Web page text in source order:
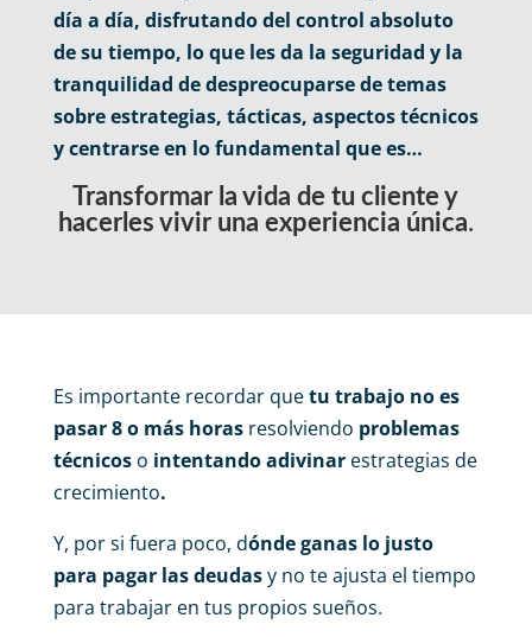
día a día, disfrutando del control absoluto
de su tiempo, lo que les da la seguridad y la
tranquilidad de despreocuparse de temas
sobre estrategias, tácticas, aspectos técnicos
y centrarse en lo fundamental que es…
Transformar la vida de tu cliente y
hacerles vivir una experiencia única.
Es importante recordar quetu trabajo no es
pasar 8 o más horas resolviendo problemas
técnicos o intentando adivinar estrategias de
crecimiento.
Y, por si fuera poco, dónde ganas lo justo
para pagar las deudasy no te ajusta el tiempo
para trabajar en tus propios sueños.